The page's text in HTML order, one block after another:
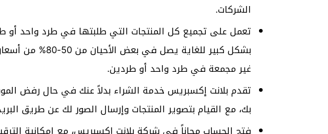
الشركات.
تعمل على تجميع كل المنتجات التي طلبتها في طرد واحد أو
بشكل كبير للغاية
غير مجمعة في طرد واحد أو طردين.
تقدم بلانت إكسبريس خدمة الشراء بدلاً عنك في حال رفض
بك، مع القيام بتصوير المنتجات وإرسال الصور لك عن طريق